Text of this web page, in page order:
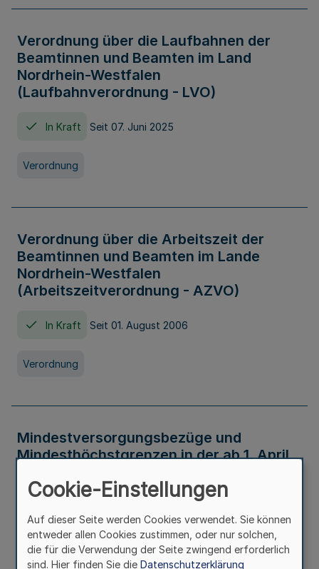
Verordnung über die Laufbahnen der
Beamtinnen und Beamten im Land
Nordrhein-Westfalen
(Laufbahnverordnung - LVO)
In Kraft Seit 07. Juni 2025
Verordnung
Verordnung über die Arbeitszeit der
Beamtinnen und Beamten im Lande
Nordrhein-Westfalen
(Arbeitszeitverordnung - AZVO)
In Kraft Seit 01. August 2006
Verordnung
Mindestversorgungsbezüge und
Mindesthöchstgrenzen in der ab 1. April
Verwaltungsvorschrift
Cookie-Einstellungen
Auf dieser Seite werden Cookies verwendet. Sie können
entweder allen Cookies zustimmen, oder nur solchen,
die für die Verwendung der Seite zwingend erforderlich
sind. Hier finden Sie die Datenschutzerklärung